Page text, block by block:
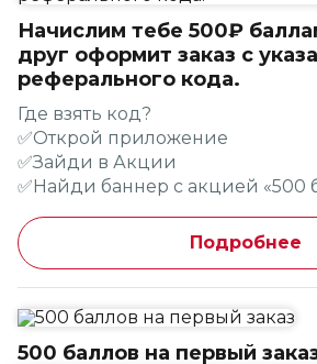
Начислим тебе 500₽
друг оформит заказ с
реферального кода.
Где взять код?
✅Открой приложение
✅Зайди в Акции
✅Найди баннер с акцией «500
✅Жми «поделиться кодом» и
друзьям!
Как другу получить подарок?👇🏼
🍕Скачать приложение Pizzahut
🍕Добавить в заказ любимую
Подробнее
500 баллов на первый